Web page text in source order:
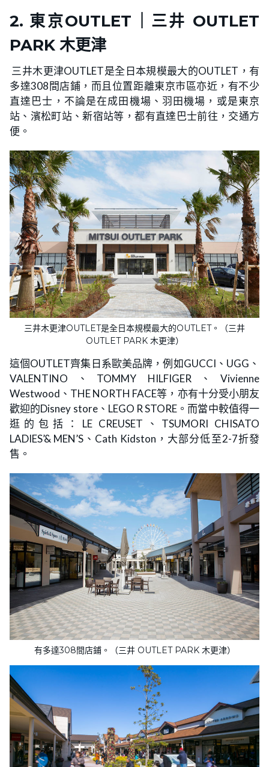
2. 東京OUTLET｜三井 OUTLET
PARK 木更津
三井木更津OUTLET是全日本規模最大的OUTLET，有
多達308間店鋪，而且位置距離東京市區亦近，有不少
直達巴士，不論是在成田機場、羽田機場，或是東京
站、濱松町站、新宿站等，都有直達巴士前往，交通方
便。
三井木更津OUTLET是全日本規模最大的OUTLET。（三井
OUTLET PARK 木更津）
這個OUTLET齊集日系歐美品牌，例如GUCCI、UGG、
VALENTINO、TOMMY HILFIGER、Vivienne
Westwood、THE NORTH FACE等，亦有十分受小朋友
歡迎的Disney store、LEGO R STORE。而當中較值得一
逛的包括：LE CREUSET、TSUMORI CHISATO
LADIES’& MEN’S、Cath Kidston，大部分低至2-7折發
售。
有多達308間店鋪。（三井 OUTLET PARK 木更津）